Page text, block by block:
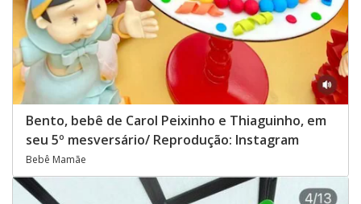
Bento, bebê de Carol Peixinho e Thiaguinho, em
seu 5º mesversário/ Reprodução: Instagram
Bebê Mamãe